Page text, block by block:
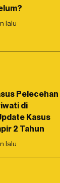
lalu
Pelecehan
di
Kasus
2 Tahun
lalu